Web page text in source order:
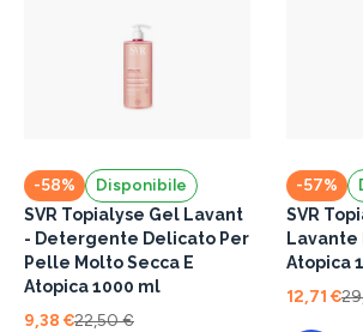
-58% Disponibile
SVR Topialyse Gel Lavant
- Detergente Delicato Per
Pelle Molto Secca E
Atopica 1000 ml
9,38 €22,50 €
-57%
SVR
Lavante
Atopica
12,71 €